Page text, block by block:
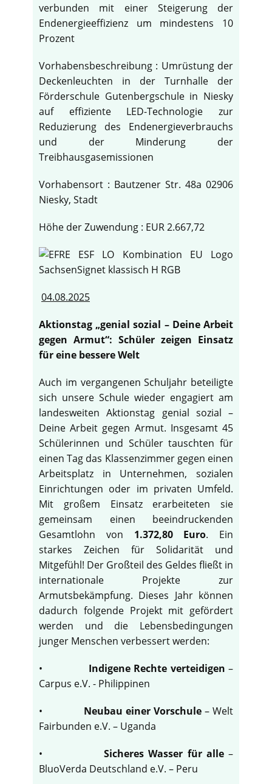
verbunden mit einer Steigerung der
Endenergieeffizienz um mindestens 10
Prozent
Vorhabensbeschreibung : Umrüstung der
Deckenleuchten in der Turnhalle der
Förderschule Gutenbergschule in Niesky
auf effiziente LED-Technologie zur
Reduzierung des Endenergieverbrauchs
und der Minderung der
Treibhausgasemissionen
Vorhabensort : Bautzener Str. 48a 02906
Niesky, Stadt
Höhe der Zuwendung : EUR 2.667,72
04.08.2025
Aktionstag „genial sozial – Deine Arbeit
gegen Armut“: Schüler zeigen Einsatz
für eine bessere Welt
Auch im vergangenen Schuljahr beteiligte
sich unsere Schule wieder engagiert am
landesweiten Aktionstag genial sozial –
Deine Arbeit gegen Armut. Insgesamt 45
Schülerinnen und Schüler tauschten für
einen Tag das Klassenzimmer gegen einen
Arbeitsplatz in Unternehmen, sozialen
Einrichtungen oder im privaten Umfeld.
Mit großem Einsatz erarbeiteten sie
gemeinsam einen beeindruckenden
Gesamtlohn von 1.372,80 Euro. Ein
starkes Zeichen für Solidarität und
Mitgefühl! Der Großteil des Geldes fließt in
internationale Projekte zur
Armutsbekämpfung. Dieses Jahr können
dadurch folgende Projekt mit gefördert
werden und die Lebensbedingungen
junger Menschen verbessert werden:
• Indigene Rechte verteidigen –
Carpus e.V. - Philippinen
• Neubau einer Vorschule – Welt
Fairbunden e.V. – Uganda
•Sicheres Wasser für alle–
BluoVerda Deutschland e.V. – Peru